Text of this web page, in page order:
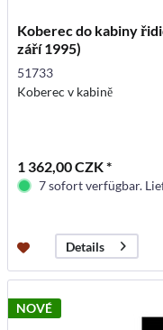
Koberec do kabiny
září 1995)
51733
Koberec v kabině
1 362,00 CZK *
7 sofort verfügbar.
Details
NOVÉ